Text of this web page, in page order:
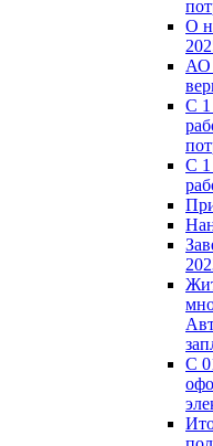
О
АО
С 1
С 1
С